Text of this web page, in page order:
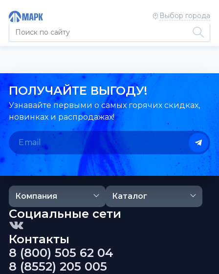
Выбор города
ПОЛУЧАЙТЕ ВЫГОДУ!
Узнавайте первыми о самых горячих скидках,
новинках и распродажах!
Компания Каталог
Контакты
8 (800) 505 62 04
8 (8552) 205 005
Социальные сети